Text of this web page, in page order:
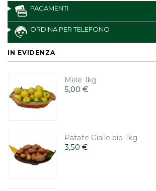
PAGAMENTI
ORDINA PER TELEFONO
IN EVIDENZA
Mele 1kg
5,00 €
Patate Gialle bio 1kg
3,50 €